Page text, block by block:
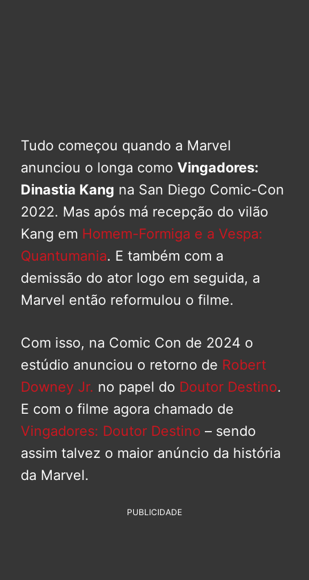
Tudo começou quando a Marvel
anunciou o longa como Vingadores:
Dinastia Kang na San Diego Comic-Con
2022. Mas após má recepção do vilão
Kang em Homem-Formiga e a Vespa:
Quantumania. E também com a
demissão do ator logo em seguida, a
Marvel então reformulou o filme.
Com isso, na Comic Con de 2024 o
estúdio anunciou o retorno de Robert
Downey Jr. no papel do Doutor Destino.
E com o filme agora chamado de
Vingadores: Doutor Destino – sendo
assim talvez o maior anúncio da história
da Marvel.
PUBLICIDADE